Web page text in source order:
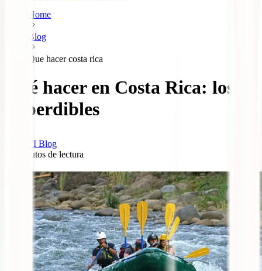
Home
Blog
Que hacer costa rica
Qué hacer en Costa Rica: los
imperdibles
IATI Blog
minutos de lectura